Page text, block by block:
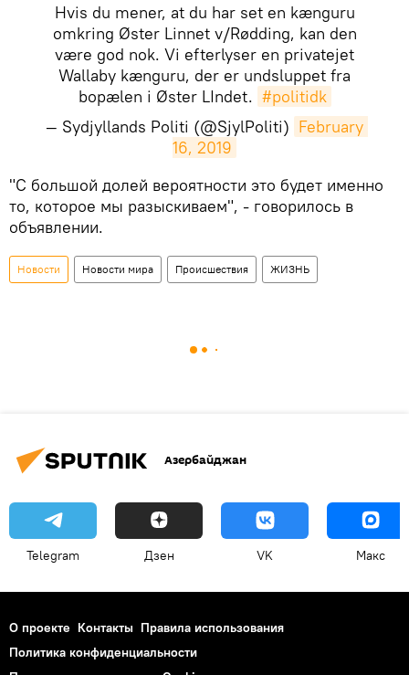
Hvis du mener, at du har set en kænguru
omkring Øster Linnet v/Rødding, kan den
være god nok. Vi efterlyser en privatejet
Wallaby kænguru, der er undsluppet fra
bopælen i Øster LIndet. #politidk
— Sydjyllands Politi (@SjylPoliti) February
16, 2019
​"С большой долей вероятности это будет именно
то, которое мы разыскиваем", - говорилось в
объявлении.
Новости Новости мира Происшествия ЖИЗНЬ
Азербайджан
Telegram Дзен VK Макс
О проекте Контакты Правила использования
Политика конфиденциальности